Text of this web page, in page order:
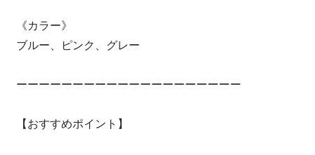
《カラー》
ブルー、ピンク、グレー
ーーーーーーーーーーーーーーーーーーーー
【おすすめポイント】